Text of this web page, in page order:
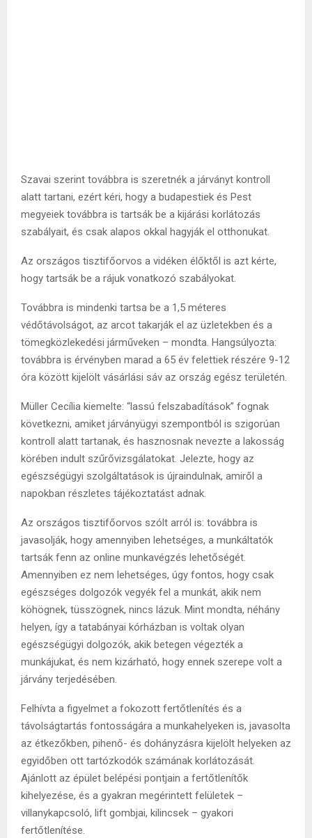
Szavai szerint továbbra is szeretnék a járványt kontroll
alatt tartani, ezért kéri, hogy a budapestiek és Pest
megyeiek továbbra is tartsák be a kijárási korlátozás
szabályait, és csak alapos okkal hagyják el otthonukat.
Az országos tisztifőorvos a vidéken élőktől is azt kérte,
hogy tartsák be a rájuk vonatkozó szabályokat.
Továbbra is mindenki tartsa be a 1,5 méteres
védőtávolságot, az arcot takarják el az üzletekben és a
tömegközlekedési járműveken – mondta. Hangsúlyozta:
továbbra is érvényben marad a 65 év felettiek részére 9-12
óra között kijelölt vásárlási sáv az ország egész területén.
Müller Cecília kiemelte: “lassú felszabadítások” fognak
következni, amiket járványügyi szempontból is szigorúan
kontroll alatt tartanak, és hasznosnak nevezte a lakosság
körében indult szűrővizsgálatokat. Jelezte, hogy az
egészségügyi szolgáltatások is újraindulnak, amiről a
napokban részletes tájékoztatást adnak.
Az országos tisztifőorvos szólt arról is: továbbra is
javasolják, hogy amennyiben lehetséges, a munkáltatók
tartsák fenn az online munkavégzés lehetőségét.
Amennyiben ez nem lehetséges, úgy fontos, hogy csak
egészséges dolgozók vegyék fel a munkát, akik nem
köhögnek, tüsszögnek, nincs lázuk. Mint mondta, néhány
helyen, így a tatabányai kórházban is voltak olyan
egészségügyi dolgozók, akik betegen végezték a
munkájukat, és nem kizárható, hogy ennek szerepe volt a
járvány terjedésében.
Felhívta a figyelmet a fokozott fertőtlenítés és a
távolságtartás fontosságára a munkahelyeken is, javasolta
az étkezőkben, pihenő- és dohányzásra kijelölt helyeken az
egyidőben ott tartózkodók számának korlátozását.
Ajánlott az épület belépési pontjain a fertőtlenítők
kihelyezése, és a gyakran megérintett felületek –
villanykapcsoló, lift gombjai, kilincsek – gyakori
fertőtlenítése.